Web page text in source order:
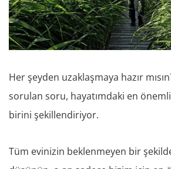
Her şeyden uzaklaşmaya hazır
sorulan soru, hayatımdaki en
birini şekillendiriyor.
Tüm evinizin beklenmeyen bir şekilde